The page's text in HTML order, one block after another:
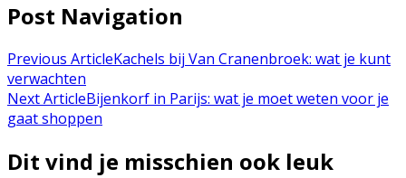
Post Navigation
Previous ArticleKachels bij Van Cranenbroek: wat je kunt
verwachten
Next ArticleBijenkorf in Parijs: wat je moet weten voor je
gaat shoppen
Dit vind je misschien ook leuk